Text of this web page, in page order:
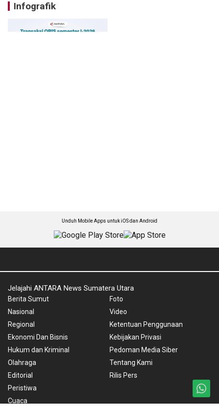
Infografik
Unduh Mobile Apps untuk iOS dan Android
Jelajahi ANTARA News Sumatera Utara
Berita Sumut
Nasional
Regional
Ekonomi Dan Bisnis
Hukum dan Kriminal
Olahraga
Editorial
Peristiwa
Cuaca
Foto
Video
Ketentuan Penggunaan
Kebijakan Privasi
Pedoman Media Siber
Tentang Kami
Rilis Pers